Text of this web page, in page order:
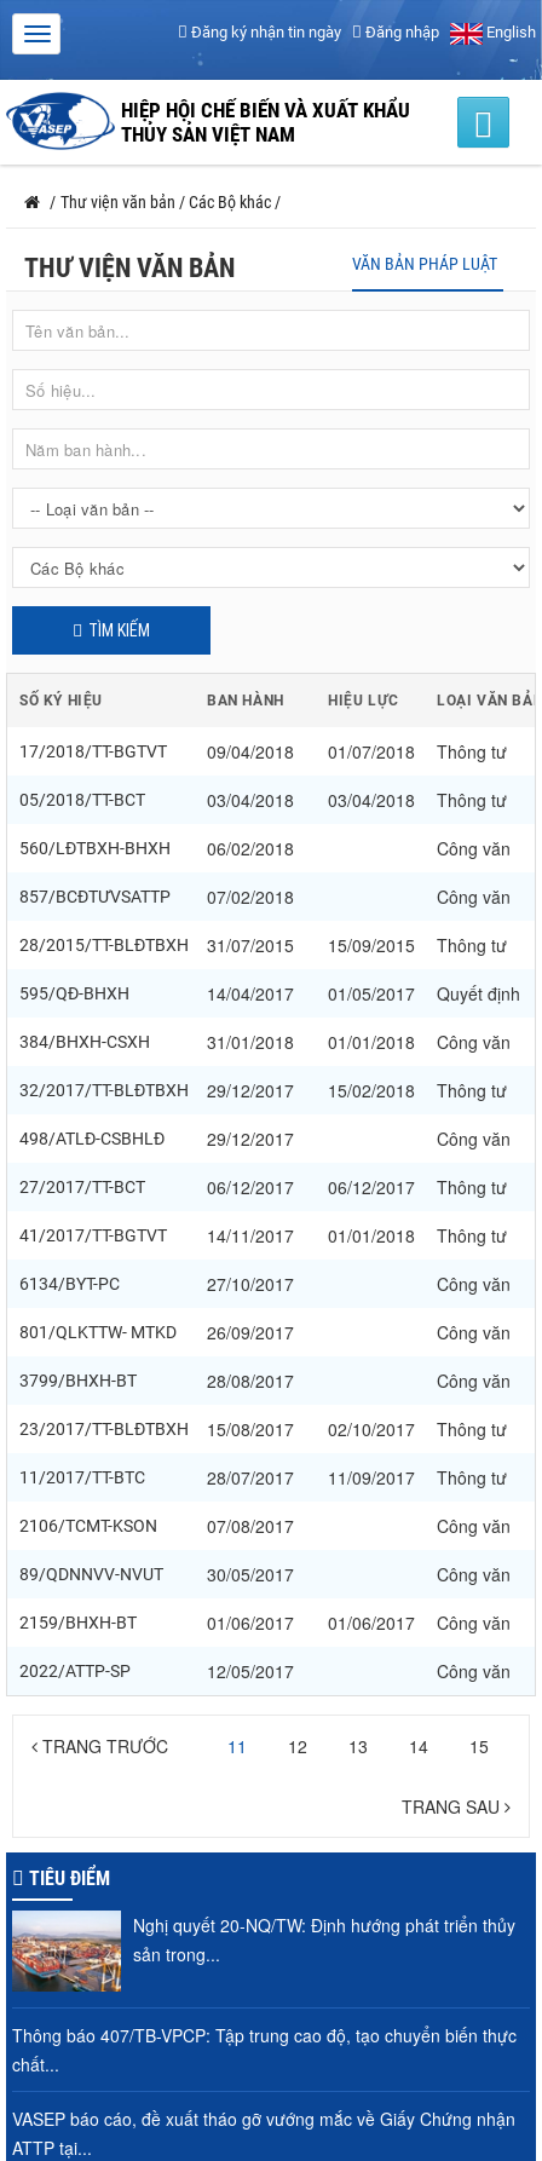
Đăng ký nhận tin ngày Đăng nhập English
HIỆP HỘI CHẾ BIẾN VÀ XUẤT KHẨU
THỦY SẢN VIỆT NAM
/ Thư viện văn bản /Các Bộ khác /
THƯ VIỆN VĂN BẢN VĂN BẢN PHÁP LUẬT
TÌM KIẾM
SỐ KÝ HIỆU BAN HÀNH HIỆU LỰC LOẠI VĂN
17/2018/TT-BGTVT 09/04/2018 01/07/2018 Thông tư
05/2018/TT-BCT 03/04/2018 03/04/2018 Thông tư
560/LĐTBXH-BHXH 06/02/2018 Công văn
857/BCĐTƯVSATTP 07/02/2018 Công văn
28/2015/TT-BLĐTBXH 31/07/2015 15/09/2015 Thông tư
595/QĐ-BHXH 14/04/2017 01/05/2017 Quyết định
384/BHXH-CSXH 31/01/2018 01/01/2018 Công văn
32/2017/TT-BLĐTBXH 29/12/2017 15/02/2018 Thông tư
498/ATLĐ-CSBHLĐ 29/12/2017 Công văn
27/2017/TT-BCT 06/12/2017 06/12/2017 Thông tư
41/2017/TT-BGTVT 14/11/2017 01/01/2018 Thông tư
6134/BYT-PC 27/10/2017 Công văn
801/QLKTTW- MTKD 26/09/2017 Công văn
3799/BHXH-BT 28/08/2017 Công văn
23/2017/TT-BLĐTBXH 15/08/2017 02/10/2017 Thông tư
11/2017/TT-BTC 28/07/2017 11/09/2017 Thông tư
2106/TCMT-KSON 07/08/2017 Công văn
89/QDNNVV-NVUT 30/05/2017 Công văn
2159/BHXH-BT 01/06/2017 01/06/2017 Công văn
2022/ATTP-SP 12/05/2017 Công văn
TRANG TRƯỚC 11 12 13 14 15
TRANG SAU
TIÊU ĐIỂM
Nghị quyết 20-NQ/TW: Định hướng phát triển thủy
sản trong...
Thông báo 407/TB-VPCP: Tập trung cao độ, tạo chuyển biến thực
chất...
VASEP báo cáo, đề xuất tháo gỡ vướng mắc về Giấy Chứng nhận
ATTP tại...